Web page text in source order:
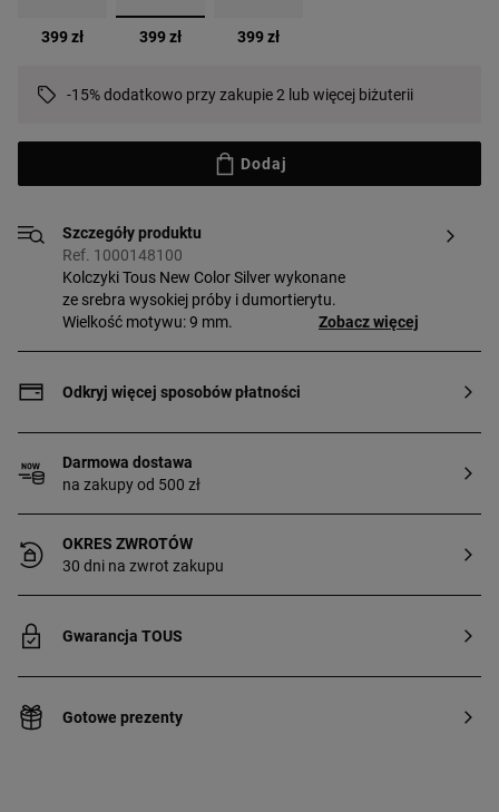
399 zł wybrane
399 zł 399 zł
-15% dodatkowo przy zakupie 2 lub więcej biżuterii
Dodaj
Szczegóły produktu
Ref. 1000148100
Kolczyki Tous New Color Silver wykonane
ze srebra wysokiej próby i dumortierytu.
Wielkość motywu: 9 mm.
Zobacz więcej
Odkryj więcej sposobów płatności
Darmowa dostawa
na zakupy od 500 zł
OKRES ZWROTÓW
30 dni na zwrot zakupu
Gwarancja TOUS
Gotowe prezenty